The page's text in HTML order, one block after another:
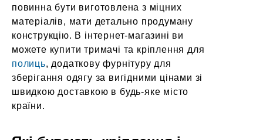
повинна бути виготовлена з міцних
матеріалів, мати детально продуману
конструкцію. В інтернет-магазині ви
можете купити тримачі та кріплення для
полиць, додаткову фурнітуру для
зберігання одягу за вигідними цінами зі
швидкою доставкою в будь-яке місто
країни.